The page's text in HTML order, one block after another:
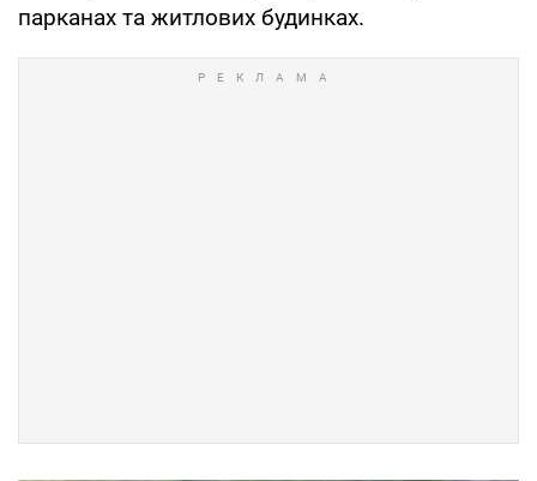
парканах та житлових будинках.